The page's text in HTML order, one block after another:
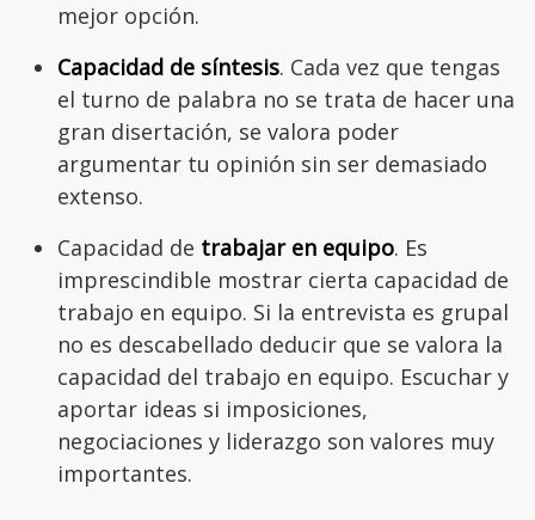
mejor opción.
Capacidad de síntesis. Cada vez que tengas
el turno de palabra no se trata de hacer una
gran disertación, se valora poder
argumentar tu opinión sin ser demasiado
extenso.
Capacidad de trabajar en equipo. Es
imprescindible mostrar cierta capacidad de
trabajo en equipo. Si la entrevista es grupal
no es descabellado deducir que se valora la
capacidad del trabajo en equipo. Escuchar y
aportar ideas si imposiciones,
negociaciones y liderazgo son valores muy
importantes.